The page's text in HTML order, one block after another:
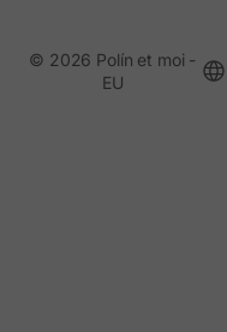
© 2026 Polín et moi -
EU